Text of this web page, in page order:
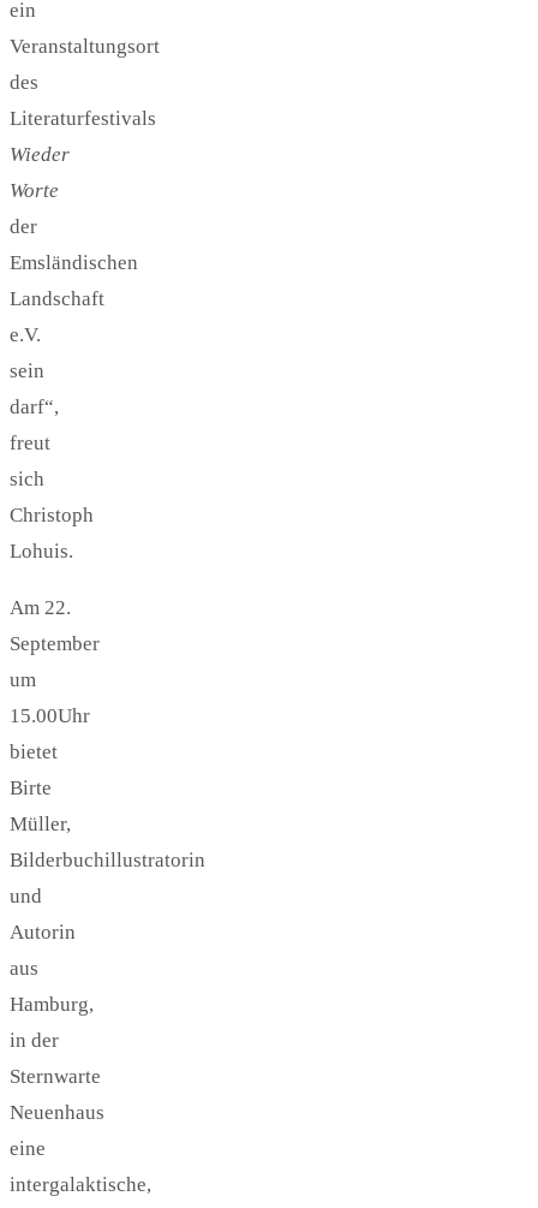
ein
Veranstaltungsort
des
Literaturfestivals
Wieder
Worte
der
Emsländischen
Landschaft
e.V.
sein
darf“,
freut
sich
Christoph
Lohuis.
Am 22.
September
um
15.00Uhr
bietet
Birte
Müller,
Bilderbuchillustratorin
und
Autorin
aus
Hamburg,
in der
Sternwarte
Neuenhaus
eine
intergalaktische,